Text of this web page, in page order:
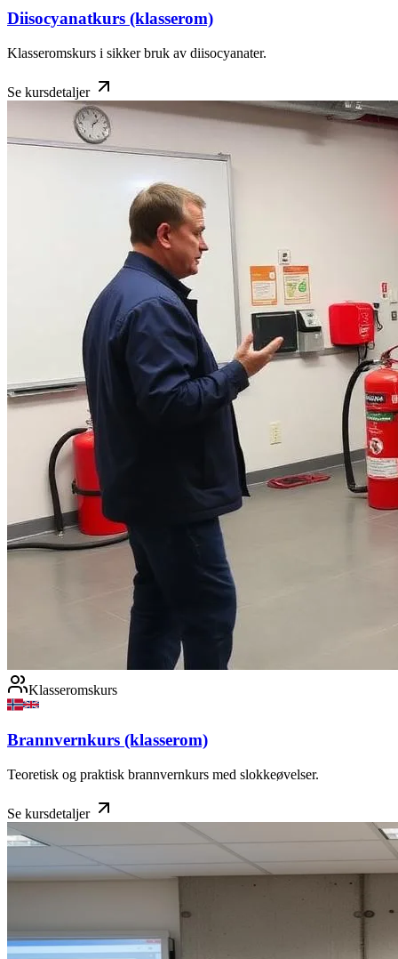
Diisocyanatkurs (klasserom)
Klasseromskurs i sikker bruk av diisocyanater.
Se kursdetaljer
Klasseromskurs
Brannvernkurs (klasserom)
Teoretisk og praktisk brannvernkurs med slokkeøvelser.
Se kursdetaljer